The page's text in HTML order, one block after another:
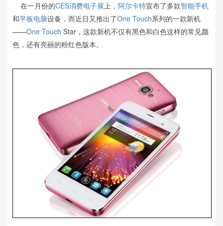
在一月份的CES消费电子展上， 阿尔卡特宣布了多款智能手机
和平板电脑设备，而近日又推出了One Touch系列的一款新机
——One Touch Star，这款新机不仅有黑色和白色这样的常见颜
色，还有亮丽的粉红色版本。